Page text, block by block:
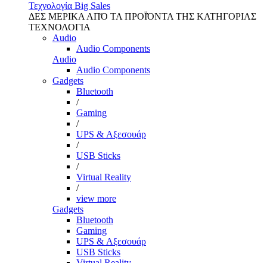
Τεχνολογία Big Sales
ΔΕΣ ΜΕΡΙΚΑ ΑΠΌ ΤΑ ΠΡΟΪΌΝΤΑ ΤΗΣ ΚΑΤΗΓΟΡΙΑΣ
ΤΕΧΝΟΛΟΓΙΑ
Audio
Audio Components
Audio
Audio Components
Gadgets
Bluetooth
/
Gaming
/
UPS & Αξεσουάρ
/
USB Sticks
/
Virtual Reality
/
view more
Gadgets
Bluetooth
Gaming
UPS & Αξεσουάρ
USB Sticks